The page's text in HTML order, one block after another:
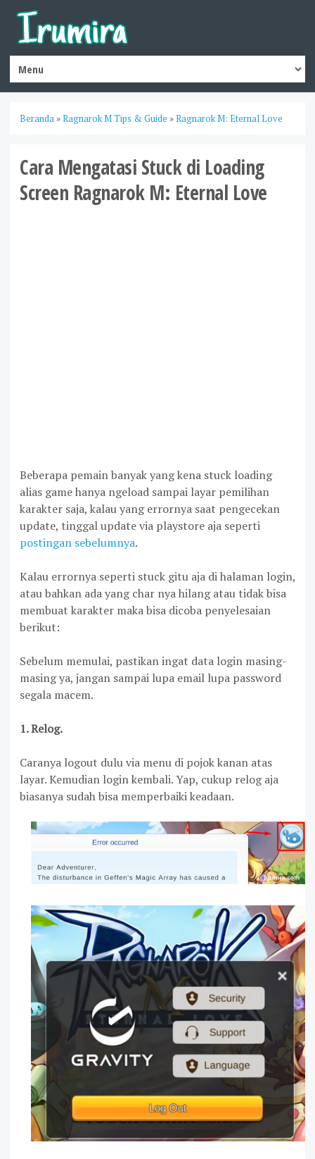
Beranda »Ragnarok M Tips & Guide »Ragnarok M: Eternal Love
Cara Mengatasi Stuck di Loading
Screen Ragnarok M: Eternal Love
Beberapa pemain banyak yang kena stuck loading
alias game hanya ngeload sampai layar pemilihan
karakter saja, kalau yang errornya saat pengecekan
update, tinggal update via playstore aja seperti
postingan sebelumnya.
Kalau errornya seperti stuck gitu aja di halaman login,
atau bahkan ada yang char nya hilang atau tidak bisa
membuat karakter maka bisa dicoba penyelesaian
berikut:
Sebelum memulai, pastikan ingat data login masing-
masing ya, jangan sampai lupa email lupa password
segala macem.
1. Relog.
Caranya logout dulu via menu di pojok kanan atas
layar. Kemudian login kembali. Yap, cukup relog aja
biasanya sudah bisa memperbaiki keadaan.